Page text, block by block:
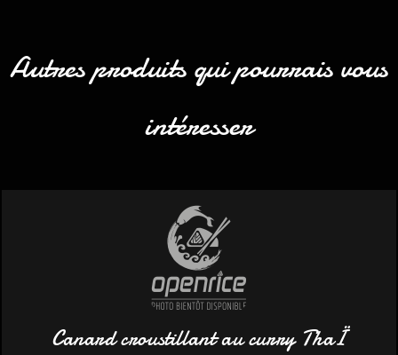
Autres produits qui pourrais vous
intéresser
Canard croustillant au curry ThaÏ